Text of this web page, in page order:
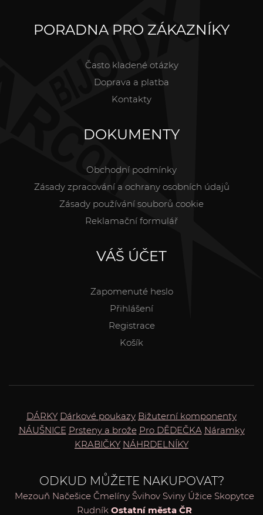
PORADNA PRO ZÁKAZNÍKY
Často kladené otázky
Doprava a platba
Kontakty
DOKUMENTY
Obchodní podmínky
Zásady zpracování a ochrany osobních údajů
Zásady používání souborů cookie
Reklamační formulář
VÁŠ ÚČET
Zapomenuté heslo
Přihlášení
Registrace
Košík
DÁRKY Dárkové poukazy Bižuterní komponenty
NÁUŠNICE Prsteny a brože Pro DĚDEČKA Náramky
KRABIČKY NÁHRDELNÍKY
ODKUD MŮŽETE NAKUPOVAT?
Mezouň Načešice Čmelíny Švihov Sviny Úžice Skopytce
Rudník Ostatní města ČR